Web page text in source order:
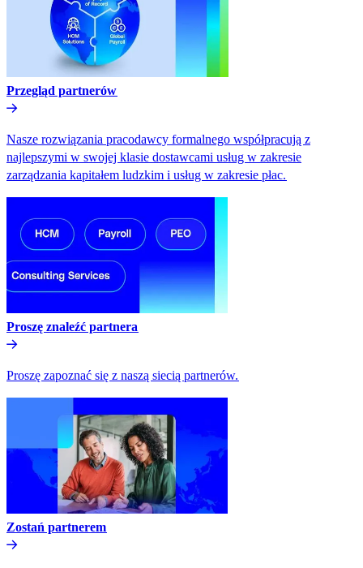
Przegląd partnerów​​
Nasze rozwiązania pracodawcy formalnego współpracują z
najlepszymi w swojej klasie dostawcami usług w zakresie
zarządzania kapitałem ludzkim i usług w zakresie płac.​​
Proszę znaleźć partnera​​
Proszę zapoznać się z naszą siecią partnerów.​​
Zostań partnerem​​